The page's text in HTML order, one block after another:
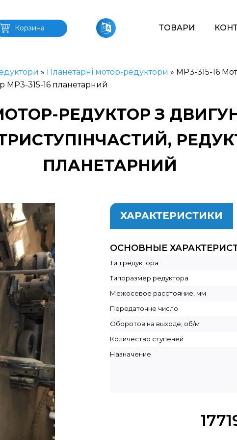
Корзина ТОВАРИ
» Планетарні мотор-редуктори » МР3-315-16
МР3-315-16 планетарний
РЕДУКТОР З
ПЛАНЕТАРНИЙ
ХАРАКТЕРИСТИКИ
ОСНОВНЫЕ
Тип редуктора
Типоразмер редуктора
Межосевое расстояние, мм
Передаточне число
Оборотов на выходе, об/м
Количество ступеней
Назначение